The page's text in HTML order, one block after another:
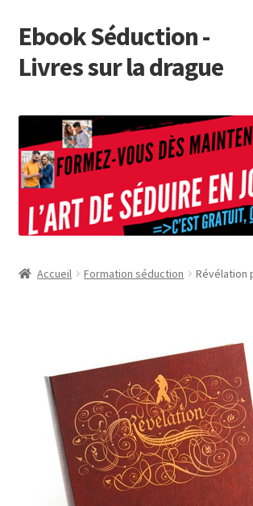
Aller
à
la
Aller
au
contenu
Ebook Séduction -
Livres sur la drague
Tuto
Boutique
Affiliation
Forum Séduction
Accueil Formation séduction Révélation